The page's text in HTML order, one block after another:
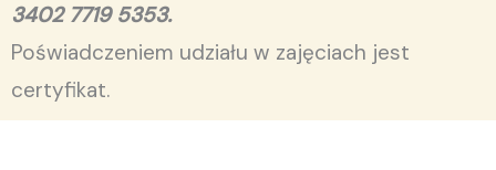
3402 7719 5353.
Poświadczeniem udziału w zajęciach jest
certyfikat.